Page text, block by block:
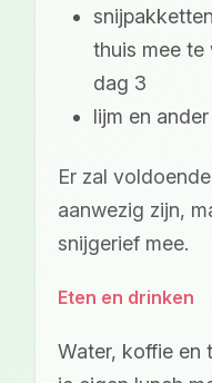
thuis mee te
dag 3
lijm en
Er zal
aanwezig zijn,
snijgerief mee.
Eten en drinken
Water, koffie en